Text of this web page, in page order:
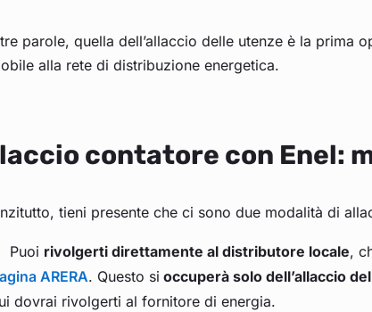
parole, quella dell’allaccio delle utenze è la prima
alla rete di distribuzione energetica.
contatore con Enel:
tieni presente che ci sono due modalità di
Puoi rivolgerti direttamente al distributore locale,
ARERA. Questo si occuperà solo dell’allaccio
dovrai rivolgerti al fornitore di energia.